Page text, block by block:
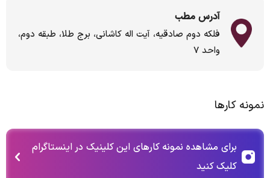
آدرس مطب
فلکه دوم صادقیه، آیت اله کاشانی، برج طلا، طبقه دوم،
واحد ۷
نمونه کارها
برای مشاهده نمونه کارهای این کلینیک در اینستاگرام
کلیک کنید